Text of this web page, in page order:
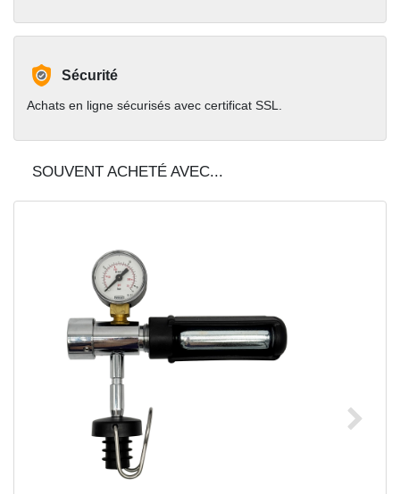
Sécurité
Achats en ligne sécurisés avec certificat SSL.
SOUVENT ACHETÉ AVEC...